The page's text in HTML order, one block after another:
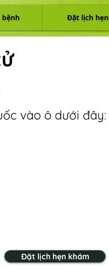
Đặt lịch hẹn
vào ô dưới đây:
Đặt lịch hẹn khám